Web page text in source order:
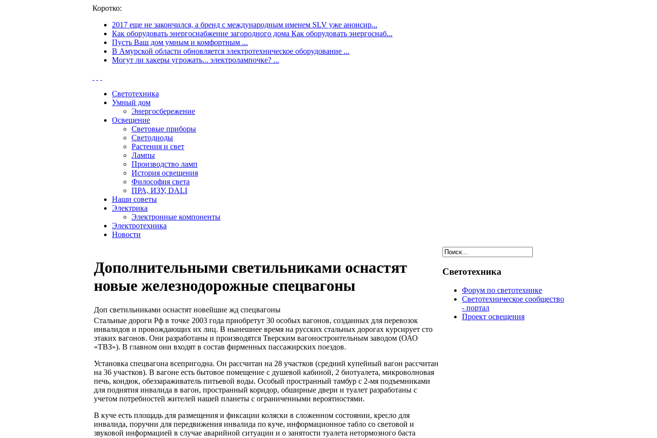
Коротко:
2017 еще не закончился, а бренд с международным именем SLV уже анонсир...
Как оборудовать энергоснабжение загородного дома Как оборудовать энергоснаб...
Пусть Ваш дом умным и комфортным ...
В Амурской области обновляется электротехническое оборудование ...
Могут ли хакеры угрожать... электролампочке? ...
Светотехника
Умный дом
Энергосбережение
Освещение
Световые приборы
Светодиоды
Растения и свет
Лампы
Производство ламп
История освещения
Философия света
ПРА, ИЗУ, DALI
Наши советы
Электрика
Электронные компоненты
Электротехника
Новости
Дополнительными светильниками оснастят
новые железнодорожные спецвагоны
Доп светильниками оснастят новейшие жд спецвагоны
Стальные дороги Рф в точке 2003 года приобретут 30 особых вагонов, созданных для перевозок
инвалидов и провождающих их лиц. В нынешнее время на русских стальных дорогах курсирует сто
этаких вагонов. Они разработаны и производятся Тверским вагоностроительным заводом (ОАО
«ТВЗ»). В главном они входят в состав фирменных пассажирских поездов.
Установка спецвагона всепригодна. Он рассчитан на 28 участков (средний купейный вагон рассчитан
на 36 участков). В вагоне есть бытовое помещение с душевой кабиной, 2 биотуалета, микроволновая
печь, кондюк, обеззараживатель питьевой воды. Особый пространный тамбур с 2-мя подъемниками
для поднятия инвалида в вагон, пространный коридор, обширные двери и туалет разработаны с
учетом потребностей жителей нашей планеты с ограниченными вероятностями.
В куче есть площадь для размещения и фиксации коляски в сложенном состоянии, кресло для
инвалида, поручни для передвижения инвалида по куче, информационное табло со световой и
звуковой информацией в случае аварийной ситуации и о занятости туалета нетормозного баста
Светотехника
Форум по светотехнике
Светотехническое сообщество
- портал
Проект освещения